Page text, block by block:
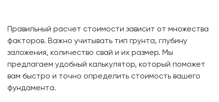
Правильный расчет стоимости зависит от множества
факторов. Важно учитывать тип грунта, глубину
заложения, количество свай и их размер. Мы
предлагаем удобный калькулятор, который поможет
вам быстро и точно определить стоимость вашего
фундамента.